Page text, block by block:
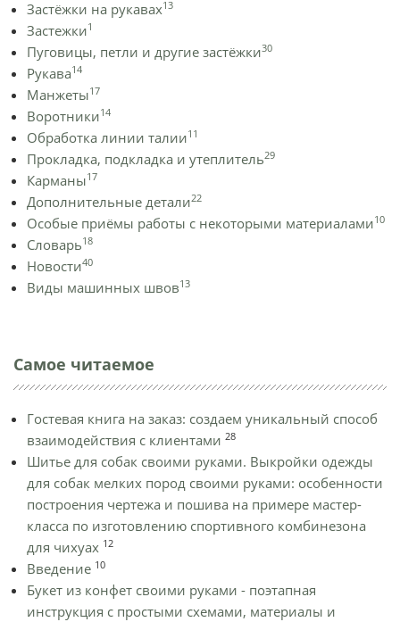
Застёжки на рукавах13
Застежки1
Пуговицы, петли и другие застёжки30
Рукава14
Манжеты17
Воротники14
Обработка линии талии11
Прокладка, подкладка и утеплитель29
Карманы17
Дополнительные детали22
Особые приёмы работы с некоторыми материалами10
Словарь18
Новости40
Виды машинных швов13
Самое читаемое
Гостевая книга на заказ: создаем уникальный способ
взаимодействия с клиентами 28
Шитье для собак своими руками. Выкройки одежды
для собак мелких пород своими руками: особенности
построения чертежа и пошива на примере мастер-
класса по изготовлению спортивного комбинезона
для чихуах 12
Введение 10
Букет из конфет своими руками - поэтапная
инструкция с простыми схемами, материалы и